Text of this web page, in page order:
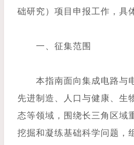
础研究）项目申报工作，具
一、征集范围
本指南面向集成电路与
先进制造、人口与健康、生
态等领域，围绕长三角区域
挖掘和凝练基础科学问题，